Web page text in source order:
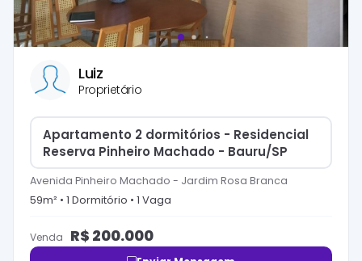
Luiz
Proprietário
Apartamento 2 dormitórios - Residencial
Reserva Pinheiro Machado - Bauru/SP
Avenida Pinheiro Machado - Jardim Rosa Branca
59m² • 1 Dormitório • 1 Vaga
Venda R$ 200.000